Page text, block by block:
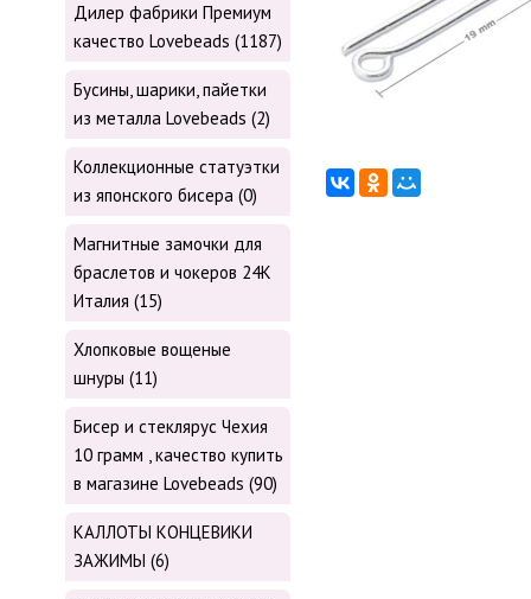
Дилер фабрики Премиум
качество Lovebeads (1187)
Бусины, шарики, пайетки
из металла Lovebeads (2)
Коллекционные статуэтки
из японского бисера (0)
Магнитные замочки для
браслетов и чокеров 24К
Италия (15)
Хлопковые вощеные
шнуры (11)
Бисер и стеклярус Чехия
10 грамм , качество купить
в магазине Lovebeads (90)
КАЛЛОТЫ КОНЦЕВИКИ
ЗАЖИМЫ (6)